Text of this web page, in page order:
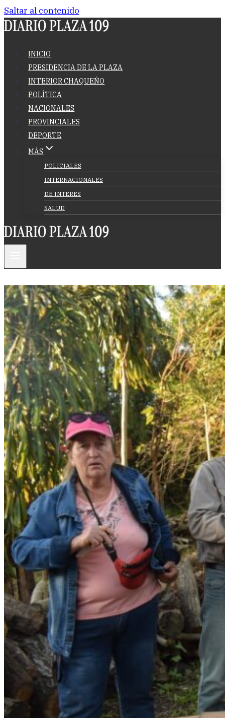
Saltar al contenido
INICIO
PRESIDENCIA DE LA PLAZA
INTERIOR CHAQUEÑO
POLÍTICA
NACIONALES
PROVINCIALES
DEPORTE
MÁS
POLICIALES
INTERNACIONALES
DE INTERES
SALUD